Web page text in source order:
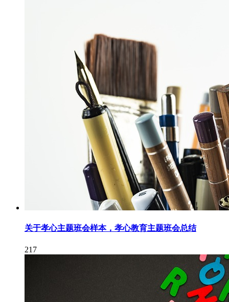
关于孝心主题班会样本，孝心教育主题班会总结
217